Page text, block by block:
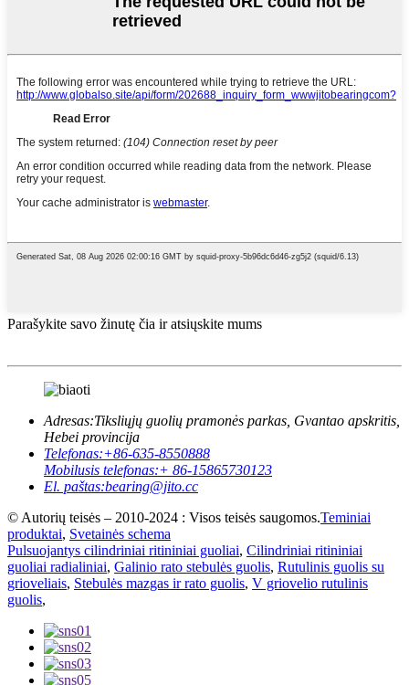
Parašykite savo žinutę čia ir atsiųskite mums
Adresas:Tiksliųjų guolių pramonės parkas, Gvantao apskritis,
Hebei provincija
Telefonas:+86-635-8550888
Mobilusis telefonas:+ 86-15865730123
El. paštas:bearing@jito.cc
© Autorių teisės – 2010-2024 : Visos teisės saugomos.Teminiai
produktai, Svetainės schema
Pulsuojantys cilindriniai ritininiai guoliai, Cilindriniai ritininiai
guoliai radialiniai, Galinio rato stebulės guolis, Rutulinis guolis su
grioveliais, Stebulės mazgas ir rato guolis, V griovelio rutulinis
guolis,